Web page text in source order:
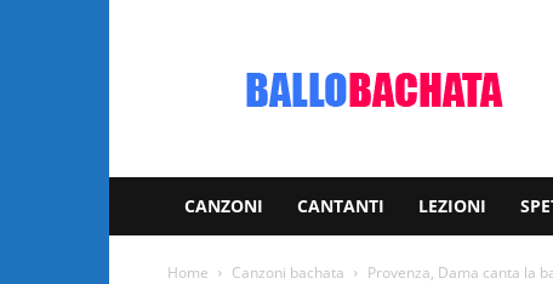
video
CANZONI CANTANTI LEZIONI
Home Canzoni bachata Provenza, Dama canta la